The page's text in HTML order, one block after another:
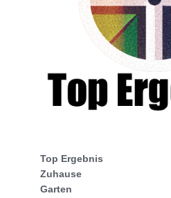
Top Ergebnis
Zuhause
Garten